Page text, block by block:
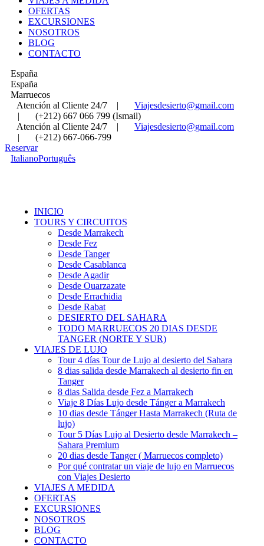
OFERTAS
EXCURSIONES
NOSOTROS
BLOG
CONTACTO
España
España
Marruecos
Atención al Cliente 24/7
|
Viajesdesierto@gmail.com
|
(+212) 667 066 799 (Ismail)
Atención al Cliente 24/7
|
Viajesdesierto@gmail.com
|
(+212) 667-066-799
Reservar
ItalianoPortuguês
INICIO
TOURS Y CIRCUITOS
Desde Marrakech
Desde Fez
Desde Tanger
Desde Casablanca
Desde Agadir
Desde Ouarzazate
Desde Errachidia
Desde Rabat
DESIERTO DEL SAHARA
TODO MARRUECOS 20 DIAS DESDE
TANGER (NORTE Y SUR)
VIAJES DE LUJO
Tour 4 días Tour de Lujo al desierto del Sahara
8 dias salida desde Marrakech al desierto fin en
Tanger
8 dias Salida desde Fez a Marrakech
Viaje 8 Días Lujo desde Tánger a Marrakech
10 dias desde Tánger Hasta Marrakech (Ruta de
lujo)
Tour 5 Días Lujo al Desierto desde Marrakech –
Sahara Premium
20 dias desde Tanger ( Marruecos completo)
Por qué contratar un viaje de lujo en Marruecos
con Viajes Desierto
VIAJES A MEDIDA
OFERTAS
EXCURSIONES
NOSOTROS
BLOG
CONTACTO